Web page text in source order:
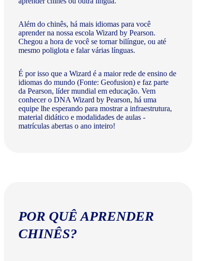
Além do chinês, há mais idiomas para você
aprender na nossa escola Wizard by Pearson.
Chegou a hora de você se tornar bilíngue, ou até
mesmo poliglota e falar várias línguas.
É por isso que a Wizard é a maior rede de ensino de
idiomas do mundo (Fonte: Geofusion) e faz parte
da Pearson, líder mundial em educação. Vem
conhecer o DNA Wizard by Pearson, há uma
equipe lhe esperando para mostrar a infraestrutura,
material didático e modalidades de aulas -
matrículas abertas o ano inteiro!
POR QUÊ APRENDER
CHINÊS?